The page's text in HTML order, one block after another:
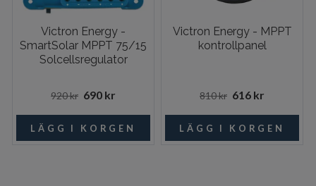
Victron Energy -
SmartSolar MPPT 75/15
Solcellsregulator
920 kr 690 kr
Victron Energy - MPPT
kontrollpanel
810 kr 616 kr